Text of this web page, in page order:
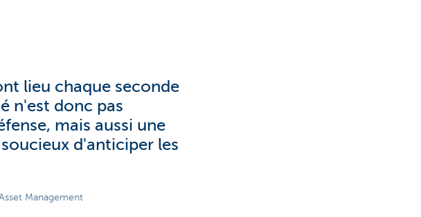
lieu chaque seconde
n'est donc pas
mais aussi une
d'anticiper les
Management